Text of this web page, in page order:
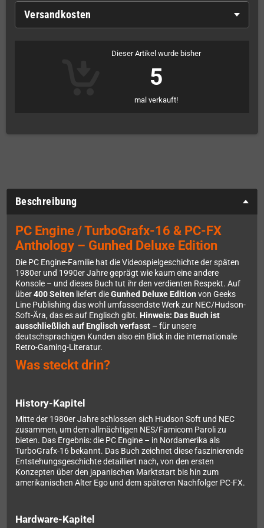
Versandkosten
Dieser Artikel wurde bisher
5
mal verkauft!
Beschreibung
PC Engine / TurboGrafx-16 & PC-FX
Anthology – Gunhed Deluxe Edition
Die PC Engine-Familie hat die Videospielgeschichte der späten
1980er und 1990er Jahre geprägt wie kaum eine andere
Konsole – und dieses Buch tut ihr den verdienten Respekt. Auf
über400 Seiten liefert dieGunhed Deluxe Edition von Geeks
Line Publishing das wohl umfassendste Werk zur NEC/Hudson-
Soft-Ära, das es auf Englisch gibt. Hinweis: Das Buch ist
ausschließlich auf Englisch verfasst – für unsere
deutschsprachigen Kunden also ein Blick in die internationale
Retro-Gaming-Literatur.
Was steckt drin?
History-Kapitel
Mitte der 1980er Jahre schlossen sich Hudson Soft und NEC
zusammen, um dem allmächtigen NES/Famicom Paroli zu
bieten. Das Ergebnis: die PC Engine – in Nordamerika als
TurboGrafx-16 bekannt. Das Buch zeichnet diese faszinierende
Entstehungsgeschichte detailliert nach, von den ersten
Konzepten über den japanischen Marktstart bis hin zum
amerikanischen Alter Ego und dem späteren Nachfolger PC-FX.
Hardware-Kapitel